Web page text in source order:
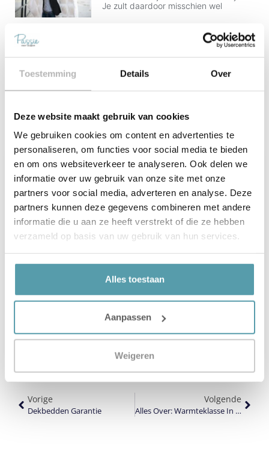
Toestemming Details Over
Deze website maakt gebruik van cookies
We gebruiken cookies om content en advertenties te
personaliseren, om functies voor social media te bieden
en om ons websiteverkeer te analyseren. Ook delen we
informatie over uw gebruik van onze site met onze
partners voor social media, adverteren en analyse. Deze
partners kunnen deze gegevens combineren met andere
informatie die u aan ze heeft verstrekt of die ze hebben
verzameld op basis van uw gebruik van hun services.
Alles toestaan
Aanpassen
Weigeren
Je zult daardoor misschien wel
We kunnen pagina’s vol informatie
schrijven over dekbedden en wat alle
verschillen zijn, maar eigenlijk is het
Contact Ons
Vorige
Dekbedden Garantie
Volgende
Alles Over: Warmteklasse In Dekbedden